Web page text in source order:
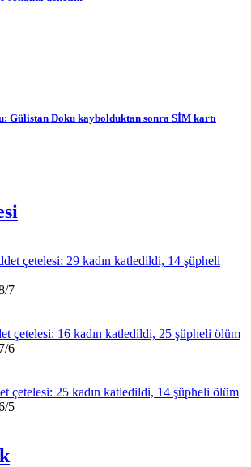
Gülistan Doku kaybolduktan sonra SİM kartı
çetelesi: 29 kadın katledildi, 14 şüpheli
7
çetelesi: 16 kadın katledildi, 25 şüpheli ölüm
6
çetelesi: 25 kadın katledildi, 14 şüpheli ölüm
5